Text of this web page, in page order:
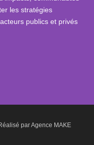
les stratégies
publics et privés
parAgence MAKE